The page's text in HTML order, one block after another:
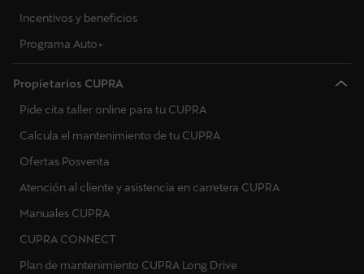
Incentivos y beneficios
Programa Auto+
Propietarios CUPRA
Pide cita taller online para tu CUPRA
Calcula el mantenimiento de tu CUPRA
Ofertas Posventa
Atención al cliente y asistencia en carretera CUPRA
Manuales CUPRA
CUPRA CONNECT
Plan de mantenimiento CUPRA Long Drive